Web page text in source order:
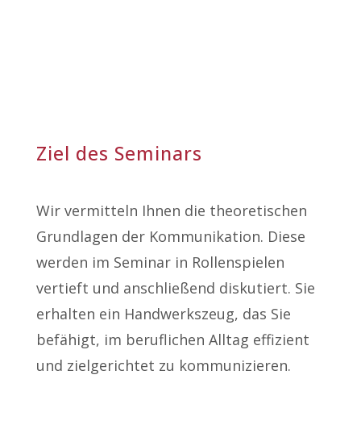
Ziel des Seminars
Wir vermitteln Ihnen die theoretischen
Grundlagen der Kommunikation. Diese
werden im Seminar in Rollenspielen
vertieft und anschließend diskutiert. Sie
erhalten ein Handwerkszeug, das Sie
befähigt, im beruflichen Alltag effizient
und zielgerichtet zu kommunizieren.